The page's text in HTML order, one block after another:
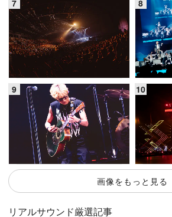
画像をもっと見る
リアルサウンド厳選記事